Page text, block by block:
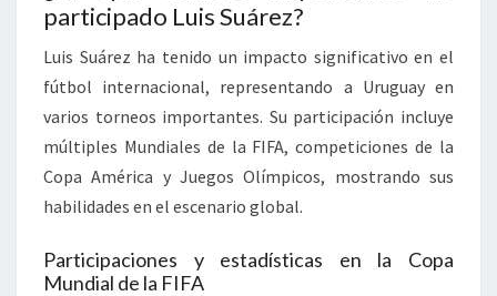
participado Luis Suárez?
Luis Suárez ha tenido un impacto significativo en el
fútbol internacional, representando a Uruguay en
varios torneos importantes. Su participación incluye
múltiples Mundiales de la FIFA, competiciones de la
Copa América y Juegos Olímpicos, mostrando sus
habilidades en el escenario global.
Participaciones y estadísticas en la Copa
Mundial de la FIFA